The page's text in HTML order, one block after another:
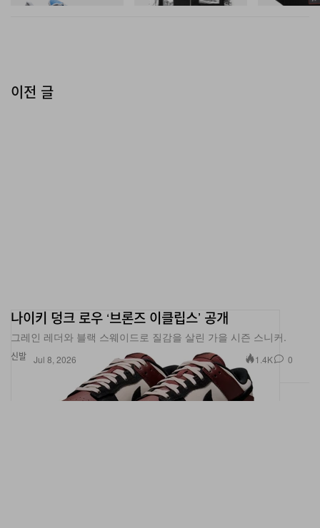
신발
그레인 레더와 블랙 스웨이드로 질감을 살린 가을 시즌 스니커.
Jul 8, 2026 1.4K